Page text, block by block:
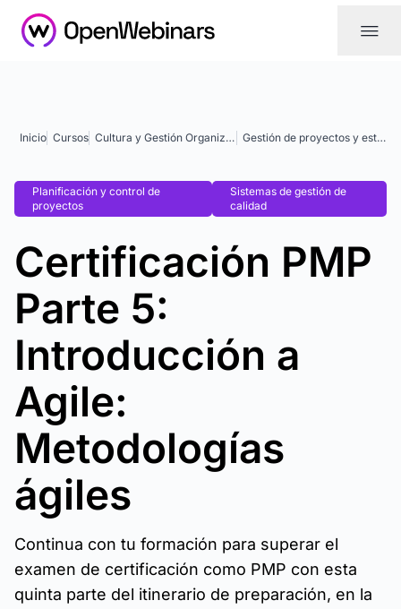
|||
Inicio Cursos Cultura y Gestión Organizacional Gestión de proyectos y estrategia
Planificación y control de
proyectos
Sistemas de gestión de
calidad
Certificación PMP
Parte 5:
Introducción a
Agile:
Metodologías
ágiles
Continua con tu formación para superar el
examen de certificación como PMP con esta
quinta parte del itinerario de preparación, en la